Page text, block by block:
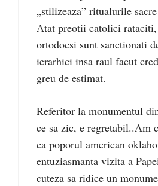
„stilizeaza” ritualurile
Atat preotii catolici
ortodocsi sunt sanctionati
ierarhici insa raul facut
greu de estimat.
Referitor la monumentul
ce sa zic, e regretabil..Am
ca poporul american
entuziasmanta vizita a
cuteza sa ridice un